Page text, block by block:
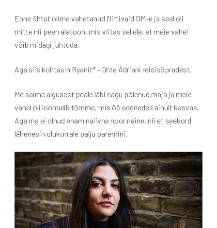
Enne õhtut olime vahetanud flirtivaid DM-e ja seal oli
mitte nii peen alatoon, mis viitas sellele, et meie vahel
võib midagi juhtuda.
Aga siis kohtasin Ryanit* – ühte Adriani reisisõpradest.
Me saime algusest peale läbi nagu põlenud maja ja meie
vahel oli loomulik tõmme, mis öö edenedes ainult kasvas.
Aga ma ei olnud enam naiivne noor naine, nii et seekord
lähenesin olukorrale palju paremini.